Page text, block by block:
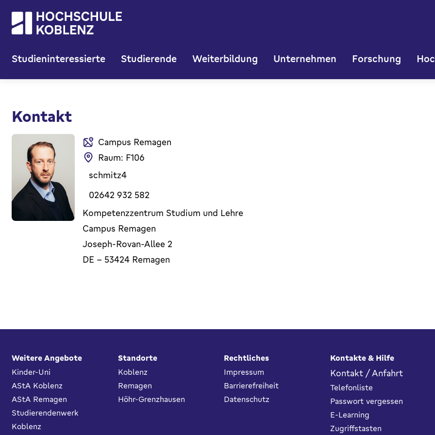
Studieninteressierte Studierende Weiterbildung Unternehmen Forschung
Kontakt
Campus Remagen
Raum: F106
schmitz4
02642 932 582
Kompetenzzentrum Studium und Lehre
Campus Remagen
Joseph-Rovan-Allee 2
DE - 53424 Remagen
Fußbereich
Weitere Angebote
Kinder-Uni
AStA Koblenz
AStA Remagen
Studierendenwerk
Koblenz
Standorte
Koblenz
Remagen
Höhr-Grenzhausen
Rechtliches
Impressum
Barrierefreiheit
Datenschutz
Kontakte & Hilfe
Kontakt / Anfahrt
Telefonliste
Passwort vergessen
E-Learning
Zugriffstasten